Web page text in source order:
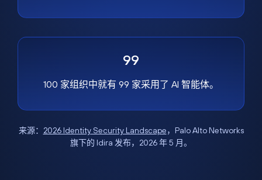
99
100 家组织中就有 99 家采用了 AI 智能体。
来源： 2026 Identity Security Landscape，Palo Alto Networks
旗下的 Idira 发布，2026 年 5 月。